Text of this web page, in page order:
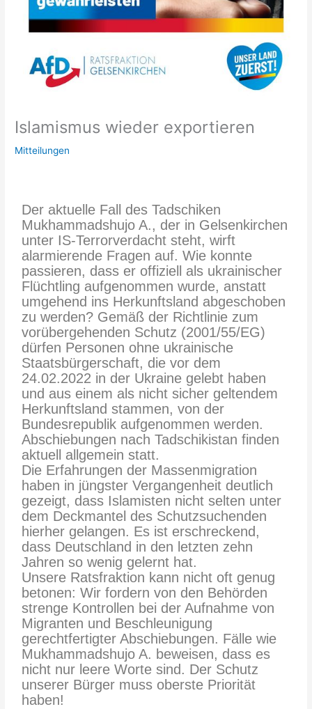
Islamismus wieder exportieren
Mitteilungen
Der aktuelle Fall des Tadschiken
Mukhammadshujo A., der in Gelsenkirchen
unter IS-Terrorverdacht steht, wirft
alarmierende Fragen auf. Wie konnte
passieren, dass er offiziell als ukrainischer
Flüchtling aufgenommen wurde, anstatt
umgehend ins Herkunftsland abgeschoben
zu werden? Gemäß der Richtlinie zum
vorübergehenden Schutz (2001/55/EG)
dürfen Personen ohne ukrainische
Staatsbürgerschaft, die vor dem
24.02.2022 in der Ukraine gelebt haben
und aus einem als nicht sicher geltendem
Herkunftsland stammen, von der
Bundesrepublik aufgenommen werden.
Abschiebungen nach Tadschikistan finden
aktuell allgemein statt.
Die Erfahrungen der Massenmigration
haben in jüngster Vergangenheit deutlich
gezeigt, dass Islamisten nicht selten unter
dem Deckmantel des Schutzsuchenden
hierher gelangen. Es ist erschreckend,
dass Deutschland in den letzten zehn
Jahren so wenig gelernt hat.
Unsere Ratsfraktion kann nicht oft genug
betonen: Wir fordern von den Behörden
strenge Kontrollen bei der Aufnahme von
Migranten und Beschleunigung
gerechtfertigter Abschiebungen. Fälle wie
Mukhammadshujo A. beweisen, dass es
nicht nur leere Worte sind. Der Schutz
unserer Bürger muss oberste Priorität
haben!